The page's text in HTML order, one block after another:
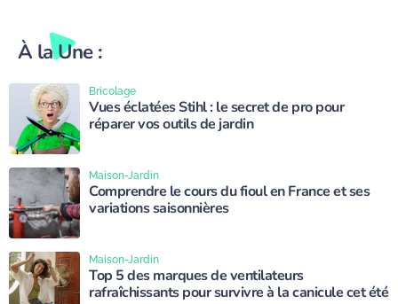
À la Une :
Vues éclatées Stihl : le secret de pro pour
réparer vos outils de jardin
Bricolage
Comprendre le cours du fioul en France et ses
variations saisonnières
Maison-Jardin
Top 5 des marques de ventilateurs
rafraîchissants pour survivre à la canicule cet été
Maison-Jardin